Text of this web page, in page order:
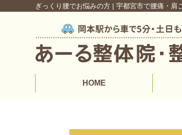
ぎっくり腰でお悩みの方 | 宇都宮市で腰痛・肩
HOME